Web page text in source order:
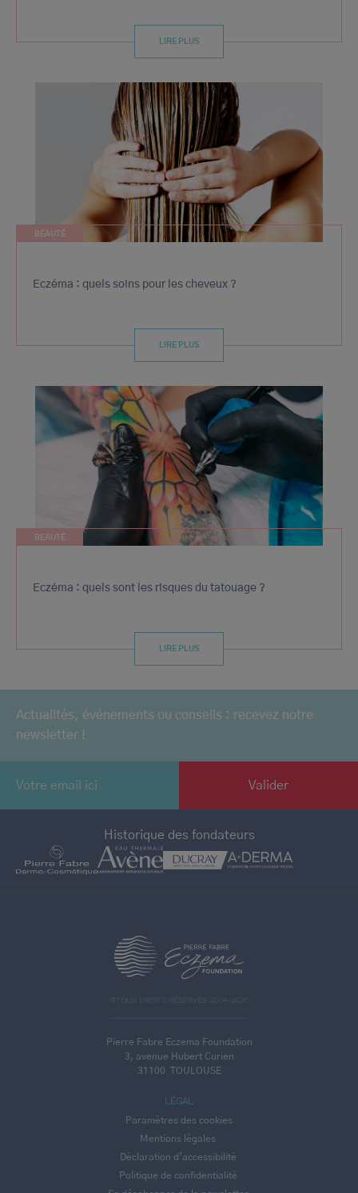
LIRE PLUS
BEAUTÉ
Eczéma : quels soins pour les cheveux ?
LIRE PLUS
BEAUTÉ
Eczéma : quels sont les risques du tatouage ?
LIRE PLUS
Actualités, événements ou conseils : recevez notre
newsletter !
Historique des fondateurs
©TOUS DROITS RÉSERVÉS 2004-2020
Pierre Fabre Eczema Foundation
3, avenue Hubert Curien
31100 TOULOUSE
LÉGAL
Paramètres des cookies
Mentions légales
Déclaration d’accessibilité
Politique de confidentialité